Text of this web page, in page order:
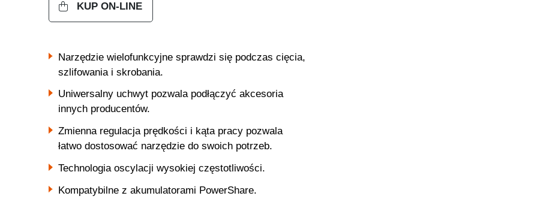
KUP ON-LINE
Narzędzie wielofunkcyjne sprawdzi się podczas cięcia,
szlifowania i skrobania.
Uniwersalny uchwyt pozwala podłączyć akcesoria
innych producentów.
Zmienna regulacja prędkości i kąta pracy pozwala
łatwo dostosować narzędzie do swoich potrzeb.
Technologia oscylacji wysokiej częstotliwości.
Kompatybilne z akumulatorami PowerShare.